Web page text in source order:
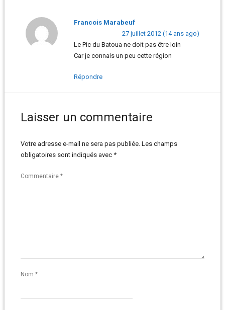
Francois Marabeuf
27 juillet 2012 (14 ans ago)
Le Pic du Batoua ne doit pas être loin
Car je connais un peu cette région
Répondre
Laisser un commentaire
Votre adresse e-mail ne sera pas publiée. Les champs
obligatoires sont indiqués avec *
Commentaire *
Nom *